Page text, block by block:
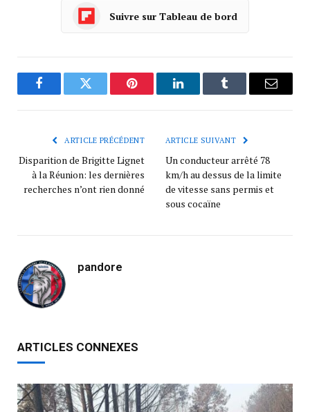
Suivre sur Tableau de bord
FacebookTwitter Pinterest LinkedInTumblr
ARTICLE PRÉCÉDENT
Disparition de Brigitte Lignet
à la Réunion: les dernières
recherches n’ont rien donné
ARTICLE SUIVANT
Un conducteur arrêté 78
km/h au dessus de la limite
de vitesse sans permis et
sous cocaïne
pandore
ARTICLES CONNEXES